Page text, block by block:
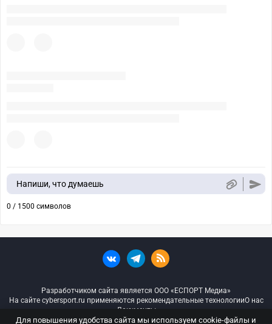
Напиши, что думаешь
0 / 1500 символов
Разработчиком сайта является ООО «ЕСПОРТ Медиа»
На сайте cybersport.ru применяются рекомендательные технологииО нас
Документы
Для повышения удобства сайта мы используем cookie-файлы и